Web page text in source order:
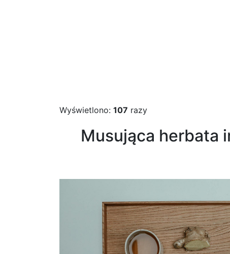
Wyświetlono: 107 razy
Musująca herbata